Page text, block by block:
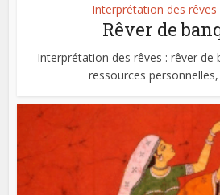
Interprétation des rêves
Rêver de
Interprétation des rêves : rêver de
ressources